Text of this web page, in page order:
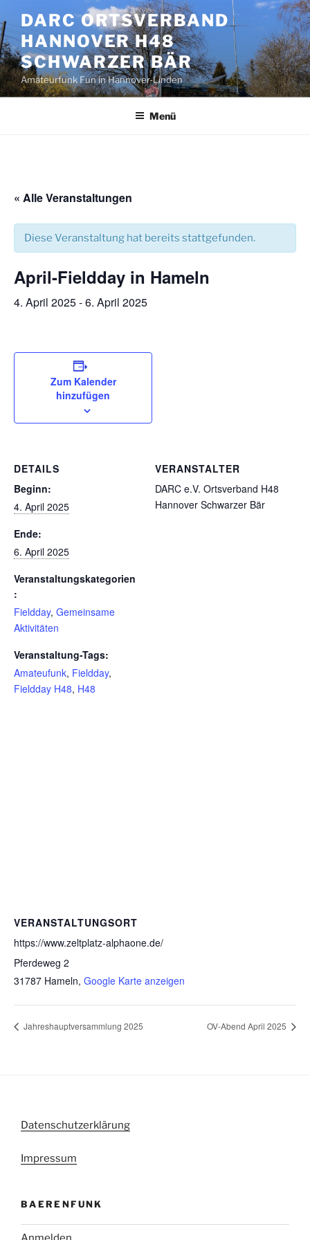
Inhalt
springen
DARC ORTSVERBAND
HANNOVER H48
SCHWARZER BÄR
Amateurfunk Fun in Hannover-Linden
Menü
« Alle Veranstaltungen
Diese Veranstaltung hat bereits stattgefunden.
April-Fieldday in Hameln
4. April 2025-6. April 2025
Zum Kalender
hinzufügen
DETAILS
Beginn:
4. April 2025
Ende:
6. April 2025
Veranstaltungskategorien
:
Fieldday, Gemeinsame
Aktivitäten
Veranstaltung-Tags:
Amateufunk, Fieldday,
Fieldday H48, H48
VERANSTALTER
DARC e.V. Ortsverband H48
Hannover Schwarzer Bär
VERANSTALTUNGSORT
https://www.zeltplatz-alphaone.de/
Pferdeweg 2
31787 Hameln, Google Karte anzeigen
Jahreshauptversammlung 2025 OV-Abend April 2025
Datenschutzerklärung
Impressum
BAERENFUNK